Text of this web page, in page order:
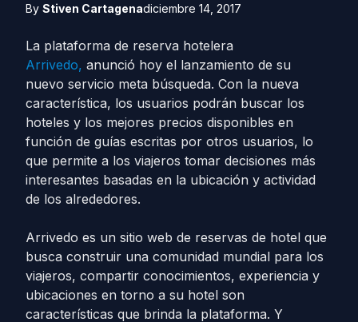
By Stiven Cartagenadiciembre 14, 2017
La plataforma de reserva hotelera
Arrivedo, anunció hoy el lanzamiento de su
nuevo servicio meta búsqueda. Con la nueva
característica, los usuarios podrán buscar los
hoteles y los mejores precios disponibles en
función de guías escritas por otros usuarios, lo
que permite a los viajeros tomar decisiones más
interesantes basadas en la ubicación y actividad
de los alrededores.
Arrivedo es un sitio web de reservas de hotel que
busca construir una comunidad mundial para los
viajeros, compartir conocimientos, experiencia y
ubicaciones en torno a su hotel son
características que brinda la plataforma. Y